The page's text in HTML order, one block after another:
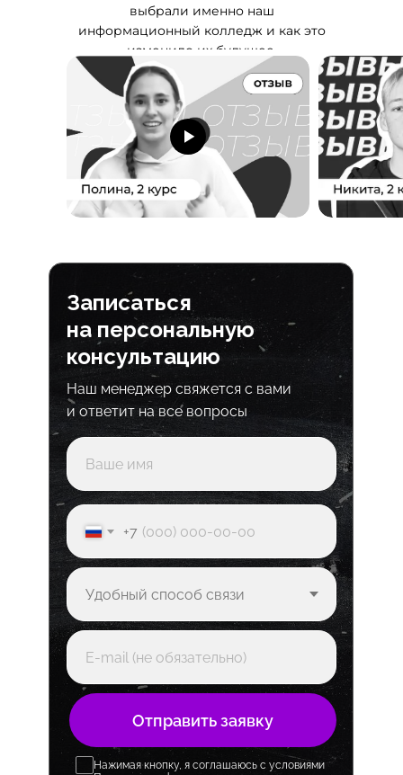
выбрали именно наш
информационный колледж и как это
изменило их будущее.
Записаться
на персональную
консультацию
Наш менеджер свяжется с вами
и ответит на все вопросы
+7
Отправить заявку
Нажимая кнопку, я соглашаюсь с условиями